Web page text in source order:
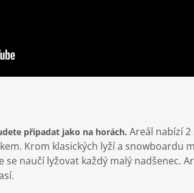
připadat jako na horách. Areál nabízí
Krom klasických lyží a
se naučí lyžovat každý malý nadšenec.